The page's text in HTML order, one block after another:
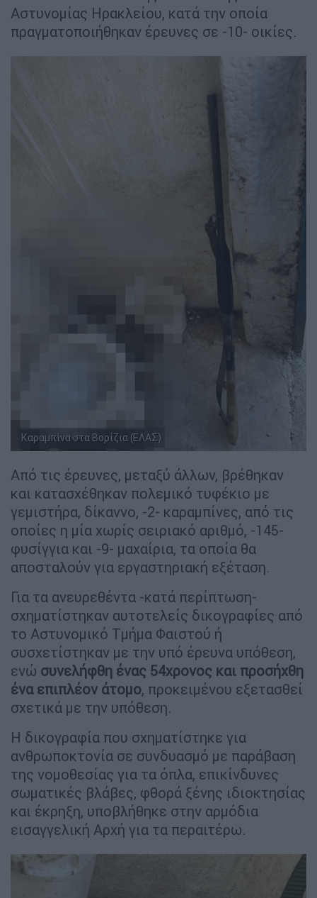
Αστυνομίας Ηρακλείου, κατά την οποία
πραγματοποιήθηκαν έρευνες σε -10- οικίες.
Καραμπίνα στα Βορίζια (ΕΛΑΣ)
Από τις έρευνες, μεταξύ άλλων, βρέθηκαν
και κατασχέθηκαν πολεμικό τυφέκιο με
γεμιστήρα, δίκαννο, -2- καραμπίνες, από τις
οποίες η μία χωρίς σειριακό αριθμό, -145-
φυσίγγια και -9- μαχαίρια, τα οποία θα
αποσταλούν για εργαστηριακή εξέταση.
Για τα ανευρεθέντα -κατά περίπτωση-
σχηματίστηκαν αυτοτελείς δικογραφίες από
το Αστυνομικό Τμήμα Φαιστού ή
συσχετίστηκαν με την υπό έρευνα υπόθεση,
ενώ συνελήφθη ένας 54χρονος και προσήχθη
ένα επιπλέον άτομο, προκειμένου εξετασθεί
σχετικά με την υπόθεση.
Η δικογραφία που σχηματίστηκε για
ανθρωποκτονία σε συνδυασμό με παράβαση
της νομοθεσίας για τα όπλα, επικίνδυνες
σωματικές βλάβες, φθορά ξένης ιδιοκτησίας
και έκρηξη, υποβλήθηκε στην αρμόδια
εισαγγελική Αρχή για τα περαιτέρω.